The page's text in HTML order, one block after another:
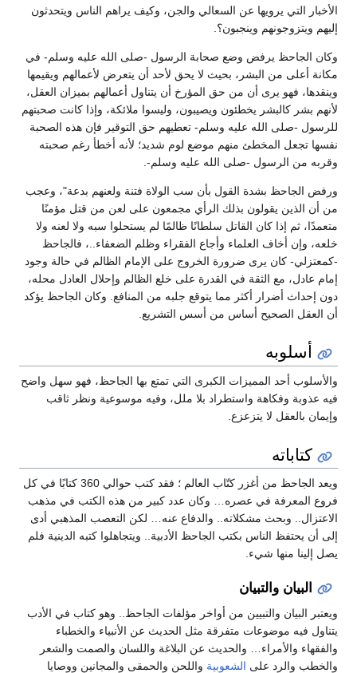
الأخبار التي يرويها عن السعالي والجن، وكيف يراهم الناس ويتحدثون
إليهم ويتزوجونهم وينجبون؟.
وكان الجاحظ يرفض وضع صحابة الرسول -صلى الله عليه وسلم- في
مكانة أعلى من البشر، بحيث لا يحق لأحد أن يتعرض لأعمالهم ويقيمها
وينقدها، فهو يرى أن من حق المؤرخ أن يتناول أعمالهم بميزان العقل،
لأنهم بشر كالبشر يخطئون ويصيبون، وليسوا ملائكة، وإذا كانت صحبتهم
للرسول -صلى الله عليه وسلم- تعطيهم حق التوقير فإن هذه الصحبة
نفسها تجعل المخطئ منهم موضع لوم شديد؛ لأنه أخطأ رغم صحبته
وقربه من الرسول -صلى الله عليه وسلم-.
ورفض الجاحظ بشدة القول بأن سب الولاة فتنة ولعنهم بدعة"، وعجب
من أن الذين يقولون بذلك الرأي مجمعون على لعن من قتل مؤمنًا
متعمدًا، ثم إذا كان القاتل سلطانًا ظالمًا لم يستحلوا سبه ولا لعنه ولا
خلعه، وإن أخاف العلماء وأجاع الفقراء وظلم الضعفاء..، فالجاحظ
-كمعتزلي- كان يرى ضرورة الخروج على الإمام الظالم في حالة وجود
إمام عادل، مع الثقة في القدرة على خلع الظالم وإحلال العادل محله،
دون إحداث أضرار أكثر مما يتوقع جلبه من المنافع. وكان الجاحظ يؤكد
أن العقل الصحيح أساس من أسس التشريع.
أسلوبه
والأسلوب أحد المميزات الكبرى التي تمتع بها الجاحظ، فهو سهل واضح
فيه عذوبة وفكاهة واستطراد بلا ملل، وفيه موسوعية ونظر ثاقب
وإيمان بالعقل لا يتزعزع.
كتاباته
ويعد الجاحظ من أغزر كتّاب العالم ؛ فقد كتب حوالي 360 كتابًا في كل
فروع المعرفة في عصره… وكان عدد كبير من هذه الكتب في مذهب
الاعتزال.. وبحث مشكلاته.. والدفاع عنه… لكن التعصب المذهبي أدى
إلى أن يحتفظ الناس بكتب الجاحظ الأدبية.. ويتجاهلوا كتبه الدينية فلم
يصل إلينا منها شيء.
البيان والتبيان
ويعتبر البيان والتبيين من أواخر مؤلفات الجاحظ.. وهو كتاب في الأدب
يتناول فيه موضوعات متفرقة مثل الحديث عن الأنبياء والخطباء
والفقهاء والأمراء… والحديث عن البلاغة واللسان والصمت والشعر
والخطب والرد على الشعوبيةواللحن والحمقى والمجانين ووصايا